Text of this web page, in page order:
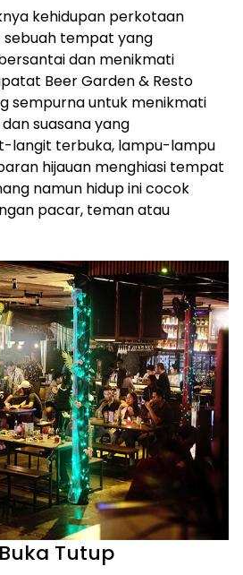
kehidupan perkotaan
tempat yang
dan menikmati
Beer Garden & Resto
sempurna untuk menikmati
suasana yang
langit terbuka, lampu-lampu
hijauan menghiasi tempat
namun hidup ini cocok
pacar, teman atau
Tutup